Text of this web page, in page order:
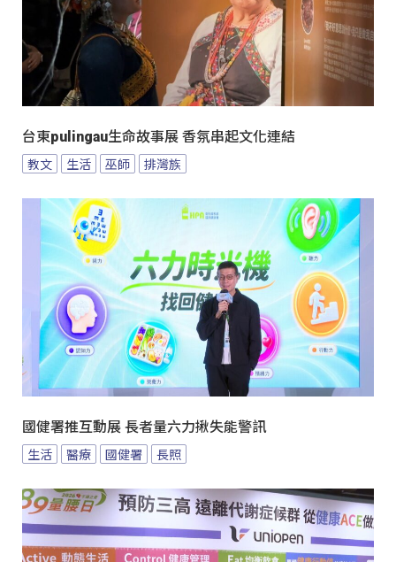
台東pulingau生命故事展 香氛串起文化連結
教文 生活 巫師 排灣族
國健署推互動展 長者量六力揪失能警訊
生活 醫療 國健署 長照